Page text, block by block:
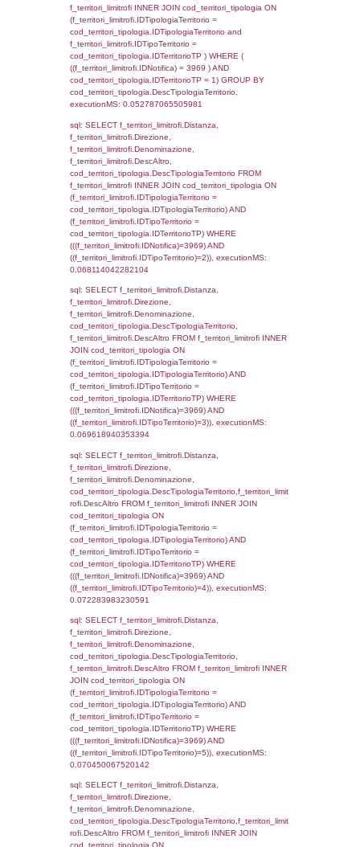
executionMS: 0.00059294700622559
sql: SELECT a2p.Cognome, a2p.Nome
a2_ruolipersonale a2rp INNER JOIN
a2rp.IDPersonale = a2p.IDPersonale
(((a2p.IDNotifica)=3969) AND
sql: SELECT a2p.Cognome, a2p.Nome
a2_ruolipersonale a2rp INNER JOIN
a2rp.IDPersonale = a2p.IDPersonale
(((a2p.IDNotifica)=3969) AND
executionMS: 0.0025680065155029
sql: SELECT Cognome, Nome FROM
reg_a2_ruolipersonale INNER JOIN
reg_a2_ruolipersonale.IDPersonale =
reg_a2_personale.IDPersonale WHERE
executionMS: 0.00028085708618164
sql: SELECT cod_ipa_aoo.des_amm,
d1_controlli.UntAmmTerr,
d1_controlli.Regione, d1_controlli.Provincia,
d1_controlli.Comune, d1_controlli.Via,
d1_controlli.Email, d1_controlli.Pec FROM
INNER JOIN d1_controlli ON
d1_controlli.UntAmmTerr where
executionMS: 0.021986961364746
sql: SELECT * FROM d2_autorizzazioni
IDNotifica=3969, executionMS:
sql: SELECT Ispezione, IDArticoloComma,
StatoIspezione,
'%d/%m/%Y') as DataApertura,
DATE_FORMAT(DataChiusura, '%d/%m/
DataChiusura,
'%d/%m/%Y') as DataUltimoPIR FROM
WHERE (((d3_ispezioni.IDNotifica)=3969)),
0.00075483322143555
sql: SELECT el_nazioni.DescIT,
FROM f_confini_stato INNER JOIN
f_confini_stato.IDStato = el_nazioni.IDStato
f_confini_stato.IDNotifica = 3969;,
0.00051593780517578